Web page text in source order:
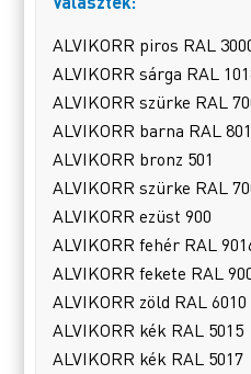
ALVIKORR piros RAL
ALVIKORR sárga RAL
ALVIKORR szürke RAL
ALVIKORR barna RAL
ALVIKORR bronz 501
ALVIKORR szürke RAL
ALVIKORR ezüst 900
ALVIKORR fehér RAL
ALVIKORR fekete RAL
ALVIKORR zöld RAL 6010
ALVIKORR kék RAL 5015
ALVIKORR kék RAL 5017